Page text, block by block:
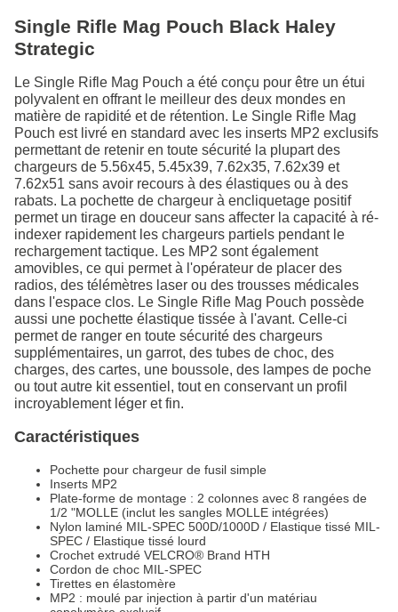
Single Rifle Mag Pouch Black Haley
Strategic
Le Single Rifle Mag Pouch a été conçu pour être un étui
polyvalent en offrant le meilleur des deux mondes en
matière de rapidité et de rétention. Le Single Rifle Mag
Pouch est livré en standard avec les inserts MP2 exclusifs
permettant de retenir en toute sécurité la plupart des
chargeurs de 5.56x45, 5.45x39, 7.62x35, 7.62x39 et
7.62x51 sans avoir recours à des élastiques ou à des
rabats. La pochette de chargeur à encliquetage positif
permet un tirage en douceur sans affecter la capacité à ré-
indexer rapidement les chargeurs partiels pendant le
rechargement tactique. Les MP2 sont également
amovibles, ce qui permet à l'opérateur de placer des
radios, des télémètres laser ou des trousses médicales
dans l'espace clos. Le Single Rifle Mag Pouch possède
aussi une pochette élastique tissée à l'avant. Celle-ci
permet de ranger en toute sécurité des chargeurs
supplémentaires, un garrot, des tubes de choc, des
charges, des cartes, une boussole, des lampes de poche
ou tout autre kit essentiel, tout en conservant un profil
incroyablement léger et fin.
Caractéristiques
Pochette pour chargeur de fusil simple
Inserts MP2
Plate-forme de montage : 2 colonnes avec 8 rangées de
1/2 "MOLLE (inclut les sangles MOLLE intégrées)
Nylon laminé MIL-SPEC 500D/1000D / Elastique tissé MIL-
SPEC / Elastique tissé lourd
Crochet extrudé VELCRO® Brand HTH
Cordon de choc MIL-SPEC
Tirettes en élastomère
MP2 : moulé par injection à partir d'un matériau